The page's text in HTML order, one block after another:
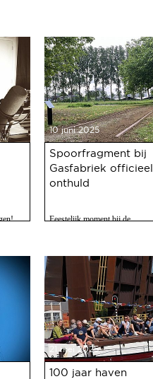
10 juni 2025
Spoorfragment bij
Gasfabriek officieel
onthuld
Feestelijk moment bij de
21 mei 2025
100 jaar haven